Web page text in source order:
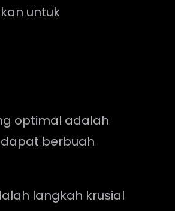
untuk
optimal adalah
berbuah
langkah krusial